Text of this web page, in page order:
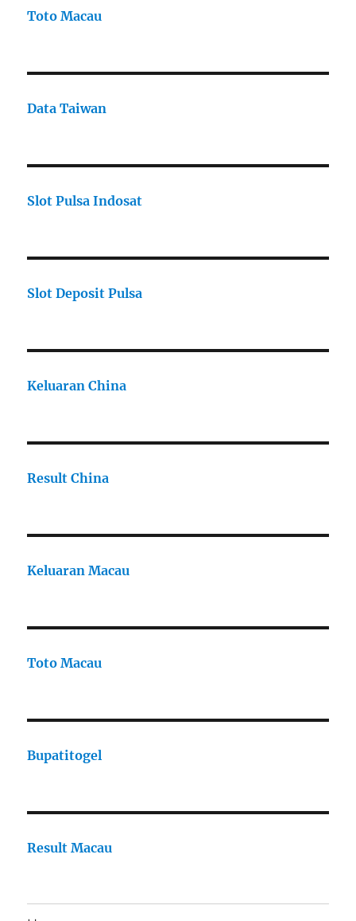
Toto Macau
Data Taiwan
Slot Pulsa Indosat
Slot Deposit Pulsa
Keluaran China
Result China
Keluaran Macau
Toto Macau
Bupatitogel
Result Macau